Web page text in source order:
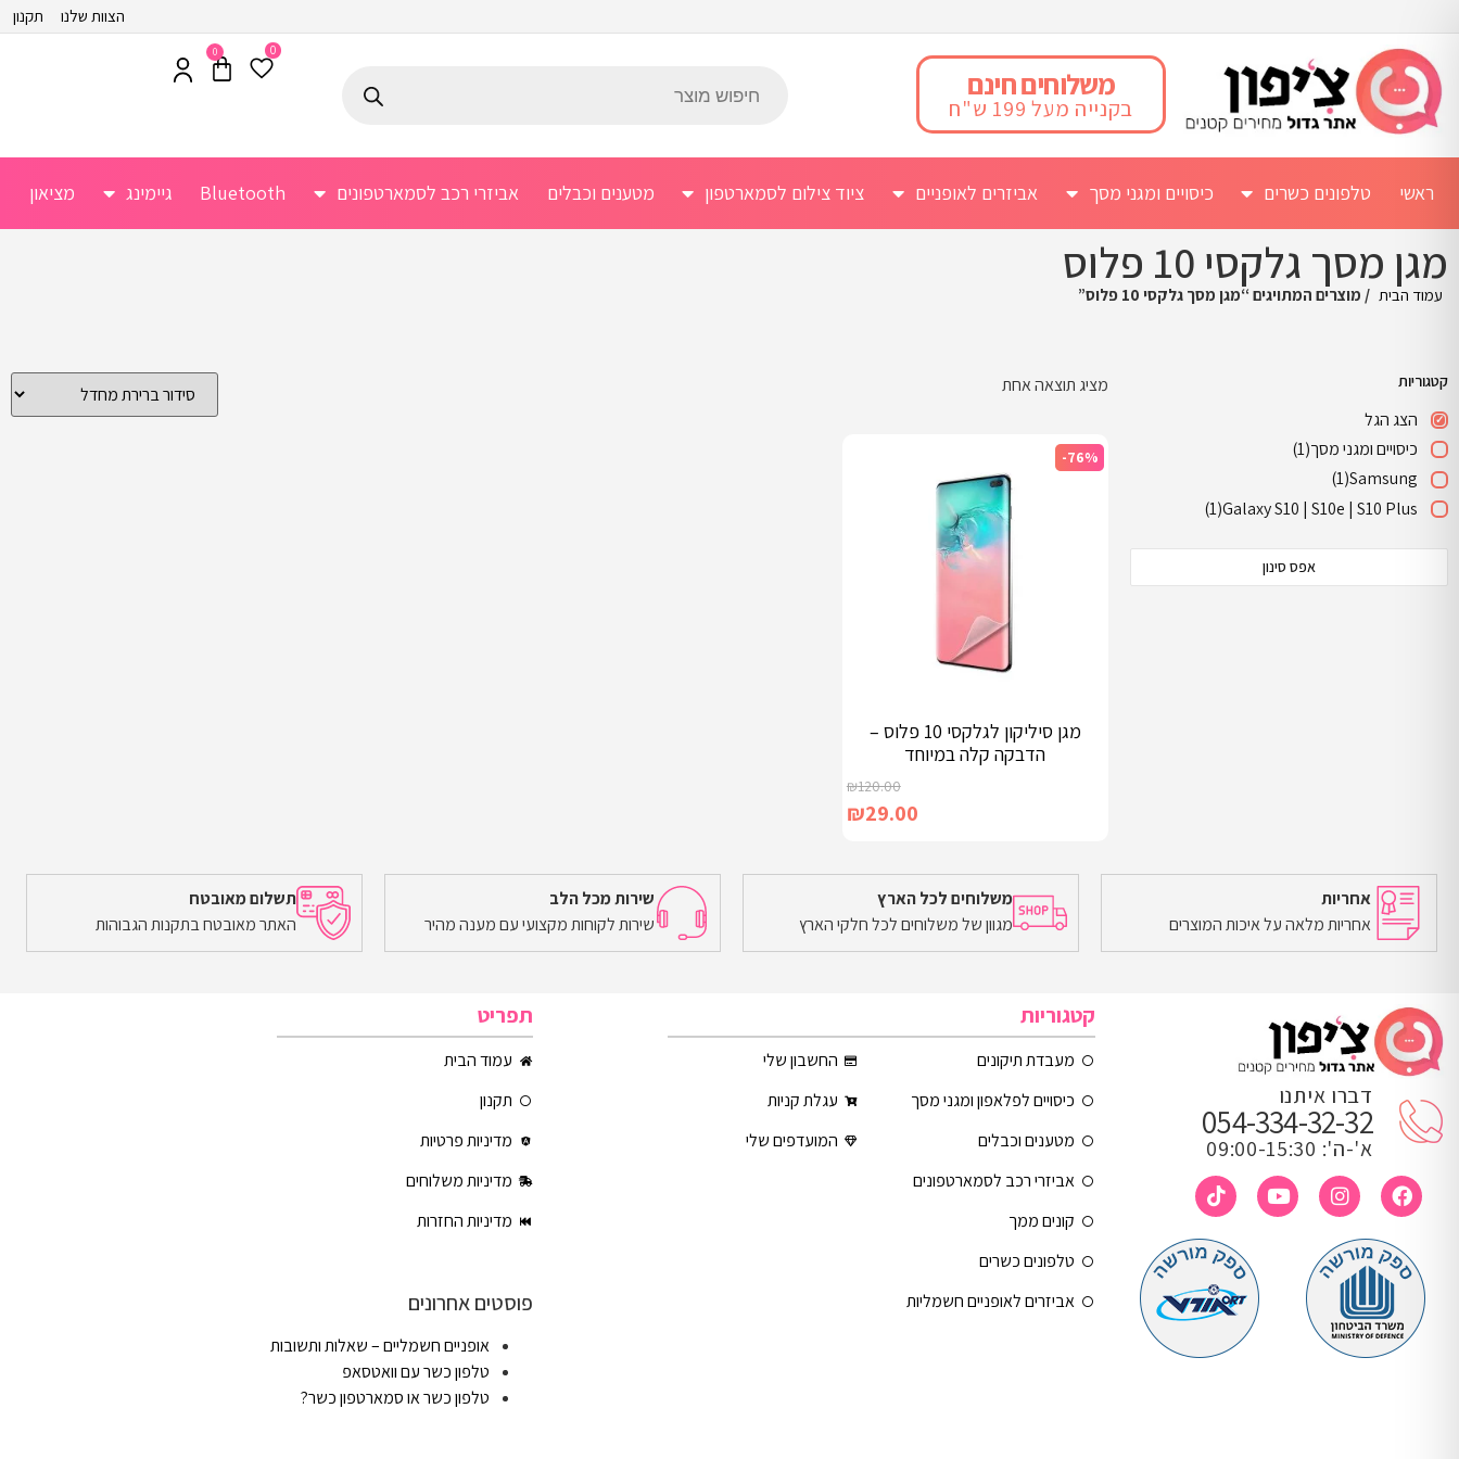
הצוות שלנו תקנון
משלוחים חינם
בקנייה מעל 199 ש"ח
0
0
ראשי טלפונים כשרים כיסויים ומגני מסך אביזרים לאופניים ציוד צילום לסמארטפון מטענים וכבלים אביזרי רכב לסמארטפונים Bluetooth גיימינג מציאון
מגן מסך גלקסי 10 פלוס
עמוד הבית / מוצרים המתויגים “מגן מסך גלקסי 10 פלוס”
קטגוריות
הצג הגל
כיסויים ומגני מסך(1)
Samsung
(1)
Galaxy S10 | S10e | S10 Plus
(1)
אפס סינון
מציג תוצאה אחת
-76%
מגן סיליקון לגלקסי 10 פלוס –
הדבקה קלה במיוחד
₪120.00
₪29.00
הוספה לסל
אחריות
אחריות מלאה על איכות המוצרים
משלוחים לכל הארץ
מגוון של משלוחים לכל חלקי הארץ
שירות מכל הלב
שירות לקוחות מקצועי עם מענה מהיר
תשלום מאובטח
האתר מאובטח בתקנות הגבוהות
דברו איתנו
054-334-32-32
א'-ה': 09:00-15:30
קטגוריות
מעבדת תיקונים
כיסויים לפלאפון ומגני מסך
מטענים וכבלים
אביזרי רכב לסמארטפונים
קונים ממך
טלפונים כשרים
אביזרים לאופניים חשמליות
החשבון שלי
עגלת קניות
המועדפים שלי
תפריט
עמוד הבית
תקנון
מדיניות פרטיות
מדיניות משלוחים
מדיניות החזרות
פוסטים אחרונים
אופניים חשמליים – שאלות ותשובות
טלפון כשר עם וואטסאפ
טלפון כשר או סמארטפון כשר?